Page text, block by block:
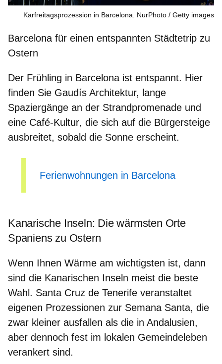
Karfreitagsprozession in Barcelona. NurPhoto Getty images
Barcelona für einen entspannten Städtetrip zu
Ostern
Der Frühling in Barcelona ist entspannt. Hier
finden Sie Gaudís Architektur, lange
Spaziergänge an der Strandpromenade und
eine Café-Kultur, die sich auf die Bürgersteige
ausbreitet, sobald die Sonne erscheint.
Ferienwohnungen in Barcelona
Kanarische Inseln: Die wärmsten Orte
Spaniens zu Ostern
Wenn Ihnen Wärme am wichtigsten ist, dann
sind die Kanarischen Inseln meist die beste
Wahl. Santa Cruz de Tenerife veranstaltet
eigenen Prozessionen zur Semana Santa, die
zwar kleiner ausfallen als die in Andalusien,
aber dennoch fest im lokalen Gemeindeleben
verankert sind.